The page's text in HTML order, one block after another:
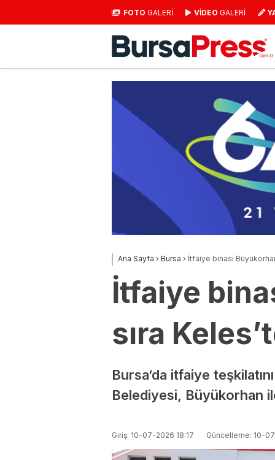
FOTO GALERİ VİDEO GALERİ
Ana Sayfa › Bursa › İtfaiye binası
İtfaiye
sıra
Bursa’da itfaiye
Belediyesi, Büyükorhan
Giriş: 10-07-2026 18:17 Güncelleme: 10-